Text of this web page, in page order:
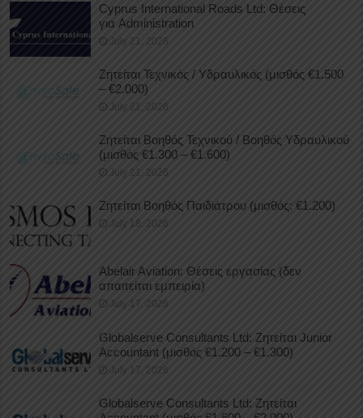
Cyprus International Roads Ltd: Θέσεις
για Administration
July 21, 2026
Ζητείται Τεχνικός / Υδραυλικός (μισθός €1.500
– €2.000)
July 21, 2026
Ζητείται Βοηθός Τεχνικού / Βοηθός Υδραυλικού
(μισθός €1.300 – €1.600)
July 21, 2026
Ζητείται Βοηθός Παιδιάτρου (μισθός: €1.200)
July 18, 2026
Abelair Aviation: Θέσεις εργασίας (δεν
απαιτείται εμπειρία)
July 17, 2026
Globalserve Consultants Ltd: Ζητείται Junior
Accountant (μισθός €1.200 – €1.300)
July 17, 2026
Globalserve Consultants Ltd: Ζητείται